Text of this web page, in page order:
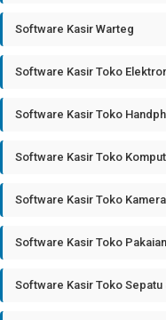
Software Kasir Warteg
Software Kasir Toko
Software Kasir Toko
Software Kasir Toko
Software Kasir Toko
Software Kasir Toko
Software Kasir Toko Sepatu